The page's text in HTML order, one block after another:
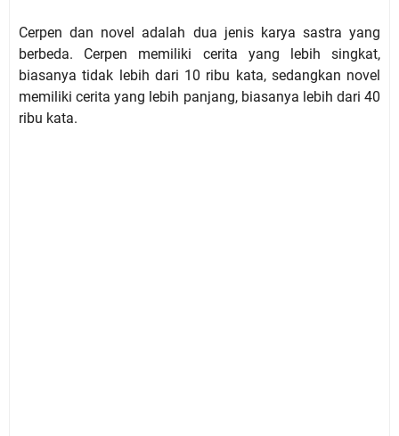
Cerpen dan novel adalah dua jenis karya sastra yang
berbeda. Cerpen memiliki cerita yang lebih singkat,
biasanya tidak lebih dari 10 ribu kata, sedangkan novel
memiliki cerita yang lebih panjang, biasanya lebih dari 40
ribu kata.